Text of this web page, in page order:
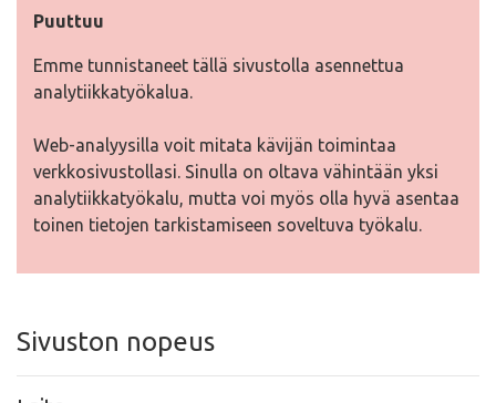
Puuttuu
Emme tunnistaneet tällä sivustolla asennettua
analytiikkatyökalua.
Web-analyysilla voit mitata kävijän toimintaa
verkkosivustollasi. Sinulla on oltava vähintään yksi
analytiikkatyökalu, mutta voi myös olla hyvä asentaa
toinen tietojen tarkistamiseen soveltuva työkalu.
Sivuston nopeus